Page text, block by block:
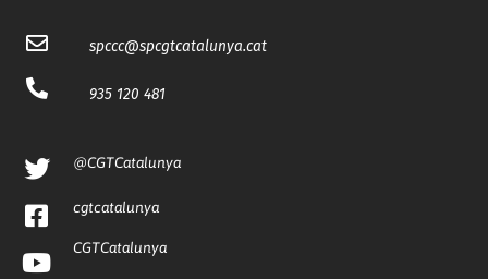
spccc@spcgtcatalunya.cat
935 120 481
@CGTCatalunya
cgtcatalunya
CGTCatalunya